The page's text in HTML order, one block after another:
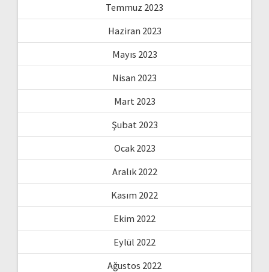
Temmuz 2023
Haziran 2023
Mayıs 2023
Nisan 2023
Mart 2023
Şubat 2023
Ocak 2023
Aralık 2022
Kasım 2022
Ekim 2022
Eylül 2022
Ağustos 2022